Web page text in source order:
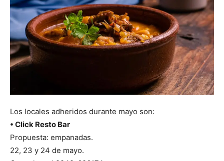
Los locales adheridos durante mayo son:
• Click Resto Bar
Propuesta: empanadas.
22, 23 y 24 de mayo.